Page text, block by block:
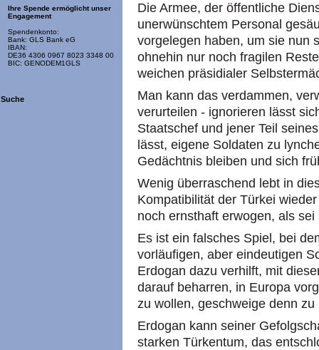
Ihre Spende ermöglicht unser
Engagement
Spendenkonto:
Bank: GLS Bank eG
IBAN:
DE36 4306 0967 8023 3348 00
BIC: GENODEM1GLS
Suche
Die Armee, der öffentliche
unerwünschtem Personal
vorgelegen haben, um sie nun
ohnehin nur noch fragilen
weichen präsidialer
Man kann das verdammen,
verurteilen - ignorieren lässt
Staatschef und jener Teil
lässt, eigene Soldaten zu
Gedächtnis bleiben und sich
Wenig überraschend lebt in
Kompatibilität der Türkei
noch ernsthaft erwogen, als
Es ist ein falsches Spiel, bei
vorläufigen, aber eindeutigen
Erdogan dazu verhilft, mit
darauf beharren, in Europa
zu wollen, geschweige denn zu
Erdogan kann seiner
starken Türkentum, das